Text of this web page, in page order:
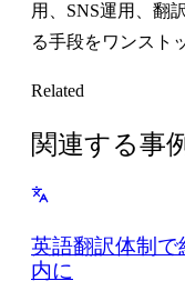
用、SNS運用、翻
る手段をワンスト
Related
関連する事
英語翻訳体制で
内に